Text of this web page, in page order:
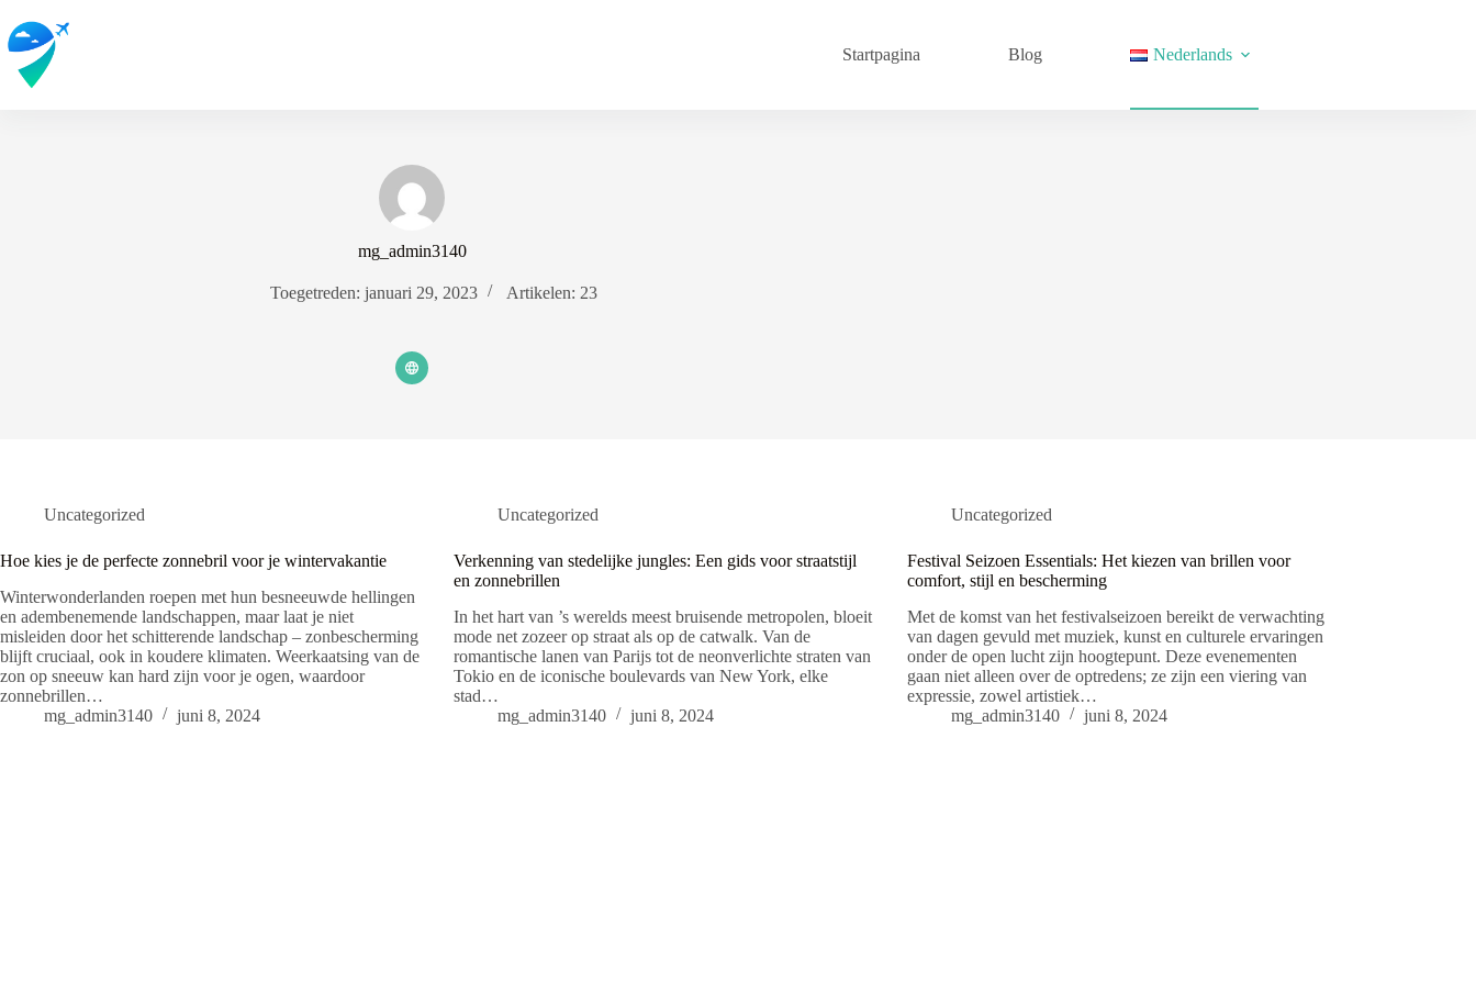
naar
de
inhoud
Startpagina Blog Nederlands
mg_admin3140
Toegetreden: januari 29, 2023 Artikelen: 23
Uncategorized
Hoe kies je de perfecte zonnebril voor je wintervakantie
Winterwonderlanden roepen met hun besneeuwde hellingen
en adembenemende landschappen, maar laat je niet
misleiden door het schitterende landschap – zonbescherming
blijft cruciaal, ook in koudere klimaten. Weerkaatsing van de
zon op sneeuw kan hard zijn voor je ogen, waardoor
zonnebrillen…
mg_admin3140
juni 8, 2024
Uncategorized
Verkenning van stedelijke jungles: Een gids voor straatstijl
en zonnebrillen
In het hart van ’s werelds meest bruisende metropolen, bloeit
mode net zozeer op straat als op de catwalk. Van de
romantische lanen van Parijs tot de neonverlichte straten van
Tokio en de iconische boulevards van New York, elke
stad…
mg_admin3140
juni 8, 2024
Uncategorized
Festival Seizoen Essentials: Het kiezen van brillen voor
comfort, stijl en bescherming
Met de komst van het festivalseizoen bereikt de verwachting
van dagen gevuld met muziek, kunst en culturele ervaringen
onder de open lucht zijn hoogtepunt. Deze evenementen
gaan niet alleen over de optredens; ze zijn een viering van
expressie, zowel artistiek…
mg_admin3140
juni 8, 2024